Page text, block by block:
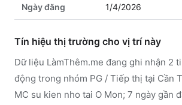
Ngày đăng 1/4/2026
Tín hiệu thị trường cho vị trí này
Dữ liệu LàmThêm.me đang ghi nhận 2
động trong nhóm PG / Tiếp thị tại Cần
MC su kien nho tai O Mon; 7 ngày gần